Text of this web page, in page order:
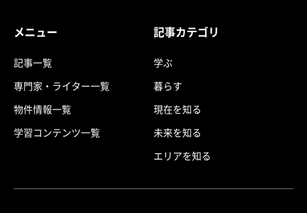
メニュー
記事一覧
専門家・ライター一覧
物件情報一覧
学習コンテンツ一覧
記事カテゴリ
学ぶ
暮らす
現在を知る
未来を知る
エリアを知る